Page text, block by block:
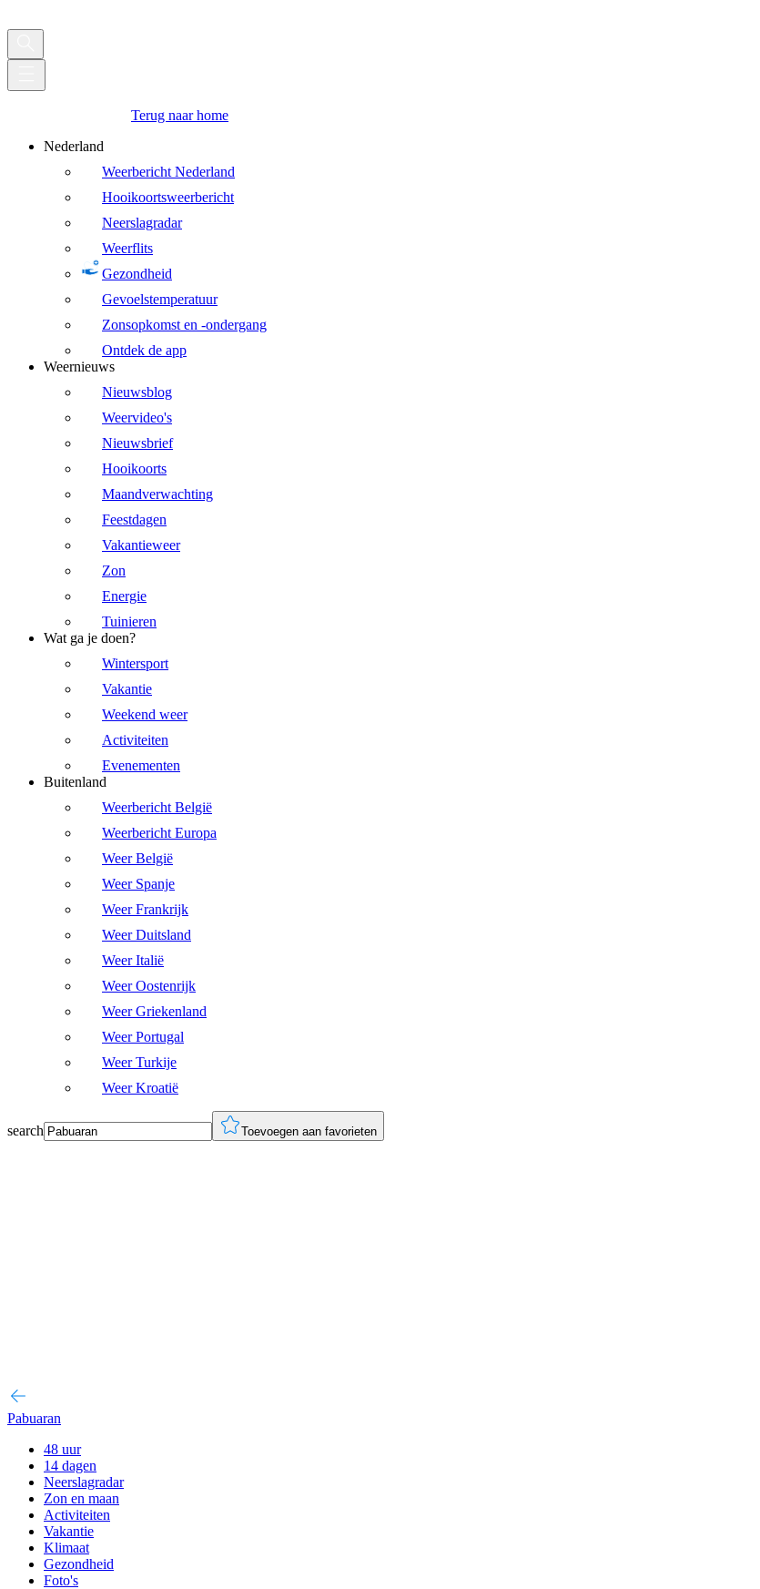
Terug naar home
Nederland
Weerbericht Nederland
Hooikoortsweerbericht
Neerslagradar
Weerflits
Gezondheid
Gevoelstemperatuur
Zonsopkomst en -ondergang
Ontdek de app
Weernieuws
Nieuwsblog
Weervideo's
Nieuwsbrief
Hooikoorts
Maandverwachting
Feestdagen
Vakantieweer
Zon
Energie
Tuinieren
Wat ga je doen?
Wintersport
Vakantie
Weekend weer
Activiteiten
Evenementen
Buitenland
Weerbericht België
Weerbericht Europa
Weer België
Weer Spanje
Weer Frankrijk
Weer Duitsland
Weer Italië
Weer Oostenrijk
Weer Griekenland
Weer Portugal
Weer Turkije
Weer Kroatië
search Toevoegen aan favorieten
Pabuaran
48 uur
14 dagen
Neerslagradar
Zon en maan
Activiteiten
Vakantie
Klimaat
Gezondheid
Foto's